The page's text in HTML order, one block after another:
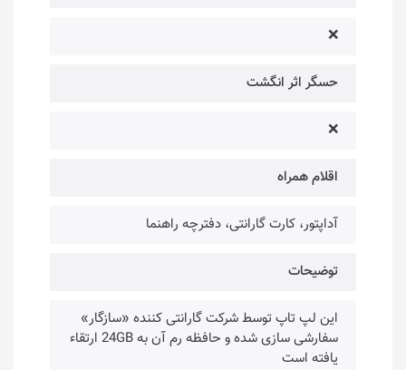
❌
حسگر اثر انگشت
❌
اقلام همراه
آداپتور، کارت گارانتی، دفترچه راهنما
توضیحات
این لپ تاپ توسط شرکت گارانتی کننده «سازگار»
سفارشی سازی شده و حافظه رم آن به 24GB ارتقاء
یافته است